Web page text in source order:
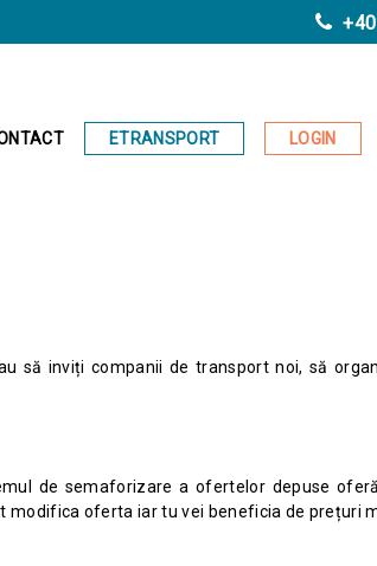
ETRANSPORT LOGIN
să inviți companii de transport noi, să
de semaforizare a ofertelor depuse
oferta iar tu vei beneficia de prețuri